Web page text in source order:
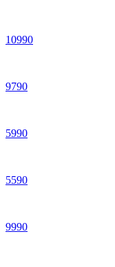
10990
9790
5990
5590
9990